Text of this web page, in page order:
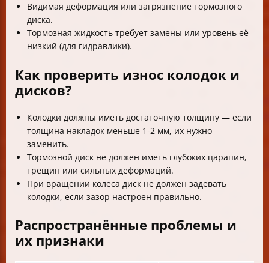
Видимая деформация или загрязнение тормозного
диска.
Тормозная жидкость требует замены или уровень её
низкий (для гидравлики).
Как проверить износ колодок и
дисков?
Колодки должны иметь достаточную толщину — если
толщина накладок меньше 1-2 мм, их нужно
заменить.
Тормозной диск не должен иметь глубоких царапин,
трещин или сильных деформаций.
При вращении колеса диск не должен задевать
колодки, если зазор настроен правильно.
Распространённые проблемы и
их признаки